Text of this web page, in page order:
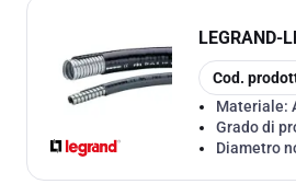
LEGRAND-
copia
Cod.
Materiale:
Grado di
Diametro